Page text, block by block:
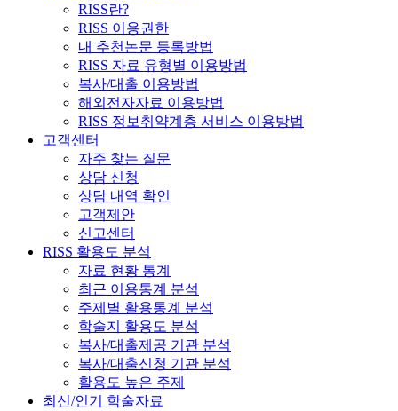
RISS란?
RISS 이용권한
내 추천논문 등록방법
RISS 자료 유형별 이용방법
복사/대출 이용방법
해외전자자료 이용방법
RISS 정보취약계층 서비스 이용방법
고객센터
자주 찾는 질문
상담 신청
상담 내역 확인
고객제안
신고센터
RISS 활용도 분석
자료 현황 통계
최근 이용통계 분석
주제별 활용통계 분석
학술지 활용도 분석
복사/대출제공 기관 분석
복사/대출신청 기관 분석
활용도 높은 주제
최신/인기 학술자료